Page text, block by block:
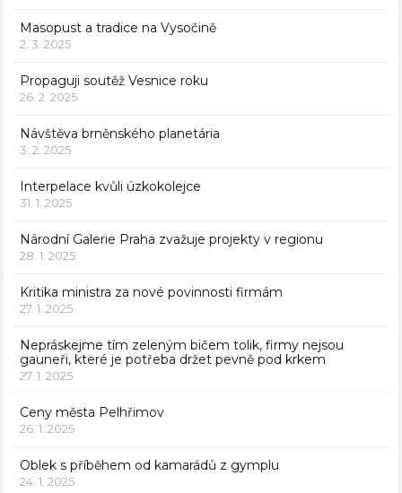
Masopust a tradice na Vysočině
2. 3. 2025
Propaguji soutěž Vesnice roku
26. 2. 2025
Návštěva brněnského planetária
3. 2. 2025
Interpelace kvůli úzkokolejce
31. 1. 2025
Národní Galerie Praha zvažuje projekty v regionu
28. 1. 2025
Kritika ministra za nové povinnosti firmám
27. 1. 2025
Nepráskejme tím zeleným bičem tolik, firmy nejsou
gauneři, které je potřeba držet pevně pod krkem
27. 1. 2025
Ceny města Pelhřimov
26. 1. 2025
Oblek s příběhem od kamarádů z gymplu
24. 1. 2025